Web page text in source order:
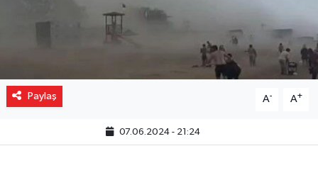
Paylaş A- A+
07.06.2024 - 21:24